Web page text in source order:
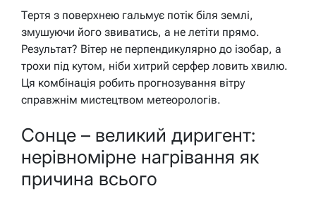
Тертя з поверхнею гальмує потік біля землі,
змушуючи його звиватись, а не летіти прямо.
Результат? Вітер не перпендикулярно до ізобар, а
трохи під кутом, ніби хитрий серфер ловить хвилю.
Ця комбінація робить прогнозування вітру
справжнім мистецтвом метеорологів.
Сонце – великий диригент:
нерівномірне нагрівання як
причина всього